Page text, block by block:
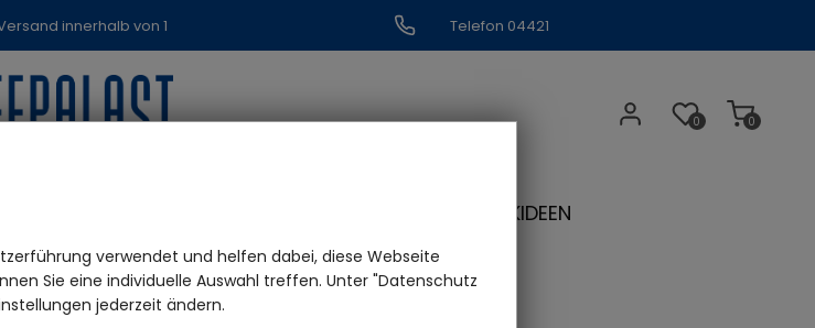
innerhalb von 1
Werktag
Telefon 04421
0
0
GESCHENKIDEEN
verwendet und helfen dabei, diese Webseite
Sie eine individuelle Auswahl treffen. Unter "Datenschutz
jederzeit ändern.